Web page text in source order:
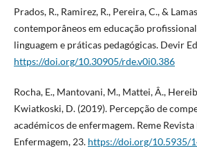
Prados, R., Ramirez, R., Pereira, C., &
contemporâneos em educação
linguagem e práticas pedagógicas. Devir
https://doi.org/10.30905/rde.v0i0.386
Rocha, E., Mantovani, M., Mattei, Â.,
Kwiatkoski, D. (2019). Percepção de
académicos de enfermagem. Reme
Enfermagem, 23. https://doi.org/10.5935/